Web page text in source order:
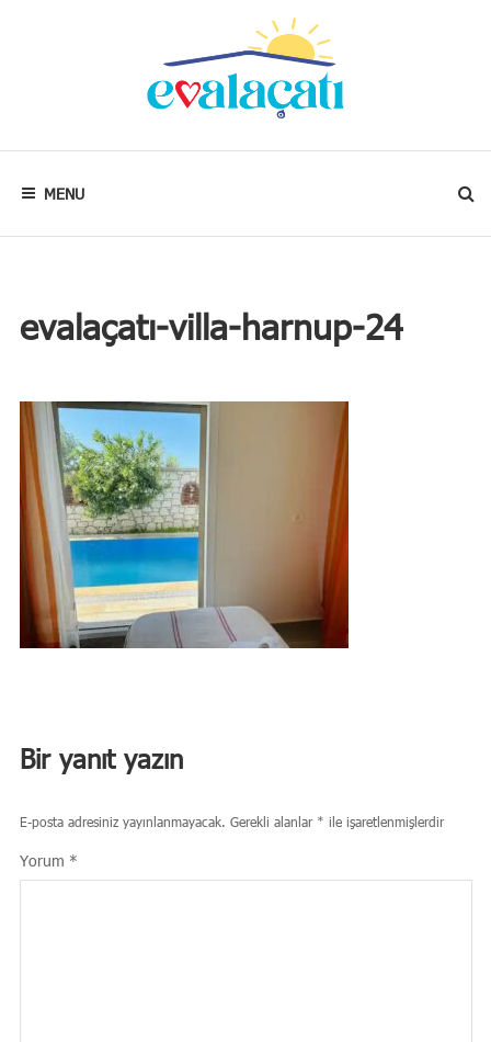
oradadır.
MENU
evalaçatı-villa-harnup-24
Bir yanıt yazın
E-posta adresiniz yayınlanmayacak. Gerekli alanlar * ile işaretlenmişlerdir
Yorum *